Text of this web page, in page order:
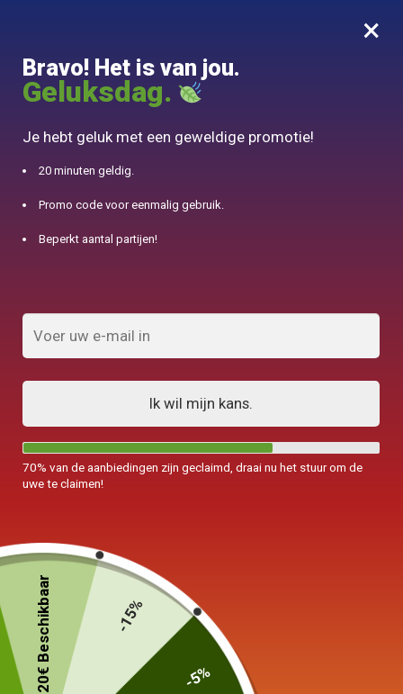
0
10% aangeboden voor 50€ aankopen met DJINN-code10
×
Bravo! Het is van jou.
Geluksdag.
Je hebt geluk met een geweldige promotie!
20 minuten geldig.
Promo code voor eenmalig gebruik.
Beperkt aantal partijen!
Ik wil mijn kans.
70% van de aanbiedingen zijn geclaimd, draai nu het stuur om de
uwe te claimen!
20€ Beschikbaar -15%
-5%